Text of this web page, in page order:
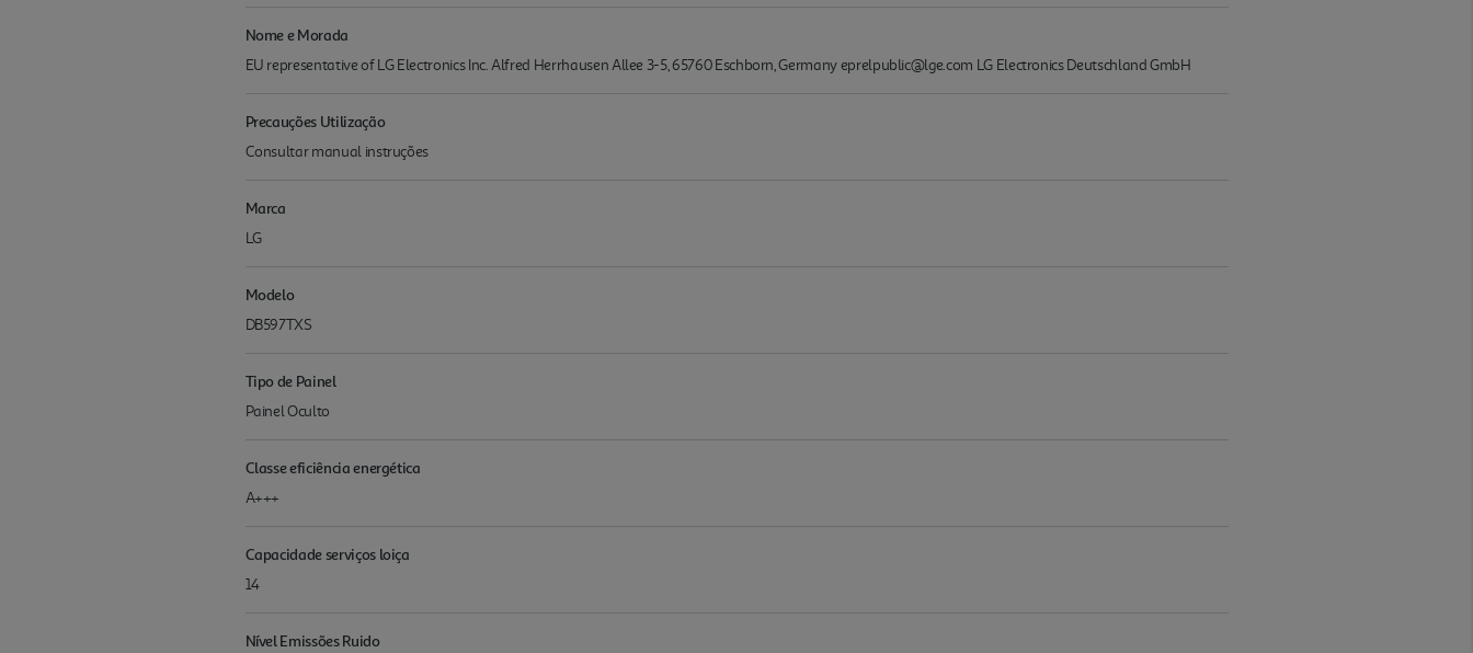
Nome e Morada
EU representative of LG Electronics Inc. Alfred Herrhausen Allee 3-5, 65760 Eschborn, Germany eprelpublic@lge.com LG Electronics Deutschland GmbH
Precauções Utilização
Consultar manual instruções
Marca
LG
Modelo
DB597TXS
Tipo de Painel
Painel Oculto
Classe eficiência energética
A+++
Capacidade serviços loiça
14
Nível Emissões Ruido